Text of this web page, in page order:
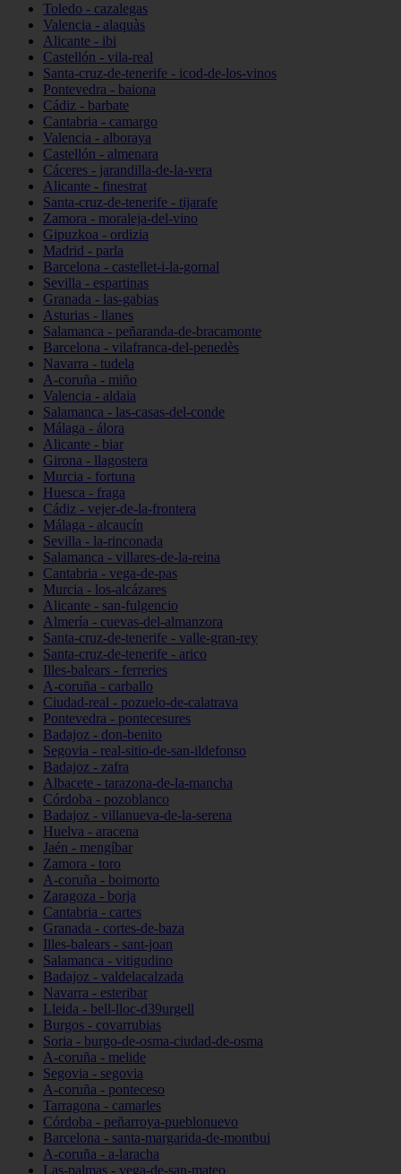
Toledo - cazalegas
Valencia - alaquàs
Alicante - ibi
Castellón - vila-real
Santa-cruz-de-tenerife - icod-de-los-vinos
Pontevedra - baiona
Cádiz - barbate
Cantabria - camargo
Valencia - alboraya
Castellón - almenara
Cáceres - jarandilla-de-la-vera
Alicante - finestrat
Santa-cruz-de-tenerife - tijarafe
Zamora - moraleja-del-vino
Gipuzkoa - ordizia
Madrid - parla
Barcelona - castellet-i-la-gornal
Sevilla - espartinas
Granada - las-gabias
Asturias - llanes
Salamanca - peñaranda-de-bracamonte
Barcelona - vilafranca-del-penedès
Navarra - tudela
A-coruña - miño
Valencia - aldaia
Salamanca - las-casas-del-conde
Málaga - álora
Alicante - biar
Girona - llagostera
Murcia - fortuna
Huesca - fraga
Cádiz - vejer-de-la-frontera
Málaga - alcaucín
Sevilla - la-rinconada
Salamanca - villares-de-la-reina
Cantabria - vega-de-pas
Murcia - los-alcázares
Alicante - san-fulgencio
Almería - cuevas-del-almanzora
Santa-cruz-de-tenerife - valle-gran-rey
Santa-cruz-de-tenerife - arico
Illes-balears - ferreries
A-coruña - carballo
Ciudad-real - pozuelo-de-calatrava
Pontevedra - pontecesures
Badajoz - don-benito
Segovia - real-sitio-de-san-ildefonso
Badajoz - zafra
Albacete - tarazona-de-la-mancha
Córdoba - pozoblanco
Badajoz - villanueva-de-la-serena
Huelva - aracena
Jaén - mengíbar
Zamora - toro
A-coruña - boimorto
Zaragoza - borja
Cantabria - cartes
Granada - cortes-de-baza
Illes-balears - sant-joan
Salamanca - vitigudino
Badajoz - valdelacalzada
Navarra - esteribar
Lleida - bell-lloc-d39urgell
Burgos - covarrubias
Soria - burgo-de-osma-ciudad-de-osma
A-coruña - melide
Segovia - segovia
A-coruña - ponteceso
Tarragona - camarles
Córdoba - peñarroya-pueblonuevo
Barcelona - santa-margarida-de-montbui
A-coruña - a-laracha
Las-palmas - vega-de-san-mateo